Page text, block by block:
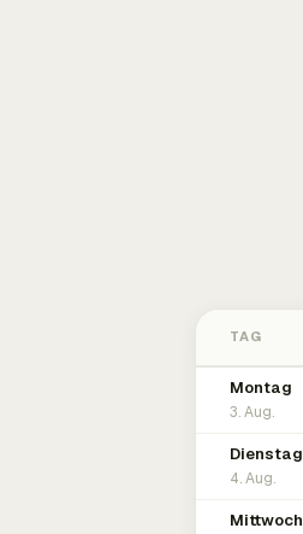
TAG
Montag
3. Aug.
Dienstag
4. Aug.
Mittwoch